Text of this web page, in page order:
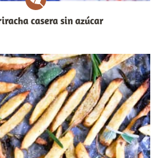
casera sin azúcar